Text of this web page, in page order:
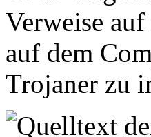
Verweise
auf dem
Trojaner zu